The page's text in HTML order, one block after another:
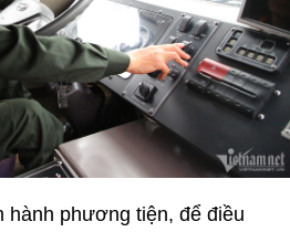
hành phương tiện, để điều